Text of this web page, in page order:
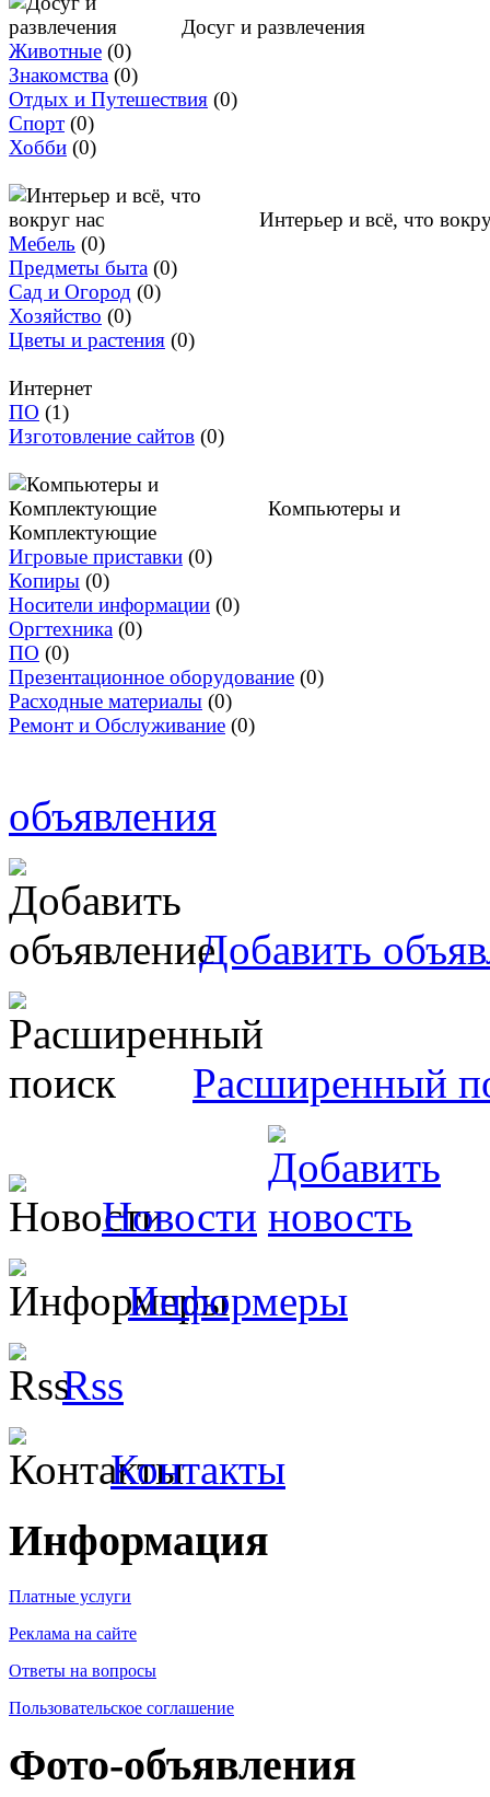
Досуг и развлечения
Животные (0)
Знакомства (0)
Отдых и Путешествия (0)
Спорт (0)
Хобби (0)
Интерьер и всё, что
Мебель (0)
Предметы быта (0)
Сад и Огород (0)
Хозяйство (0)
Цветы и растения (0)
Интернет
ПО (1)
Изготовление сайтов (0)
Компьютеры и
Комплектующие
Игровые приставки (0)
Копиры (0)
Носители информации (0)
Оргтехника (0)
ПО (0)
Презентационное оборудование (0)
Расходные материалы (0)
Ремонт и Обслуживание (0)
объявления
Добавить
Расширенный
Новости
Информеры
Rss
Контакты
Информация
Платные услуги
Реклама на сайте
Ответы на вопросы
Пользовательское соглашение
Фото-объявления